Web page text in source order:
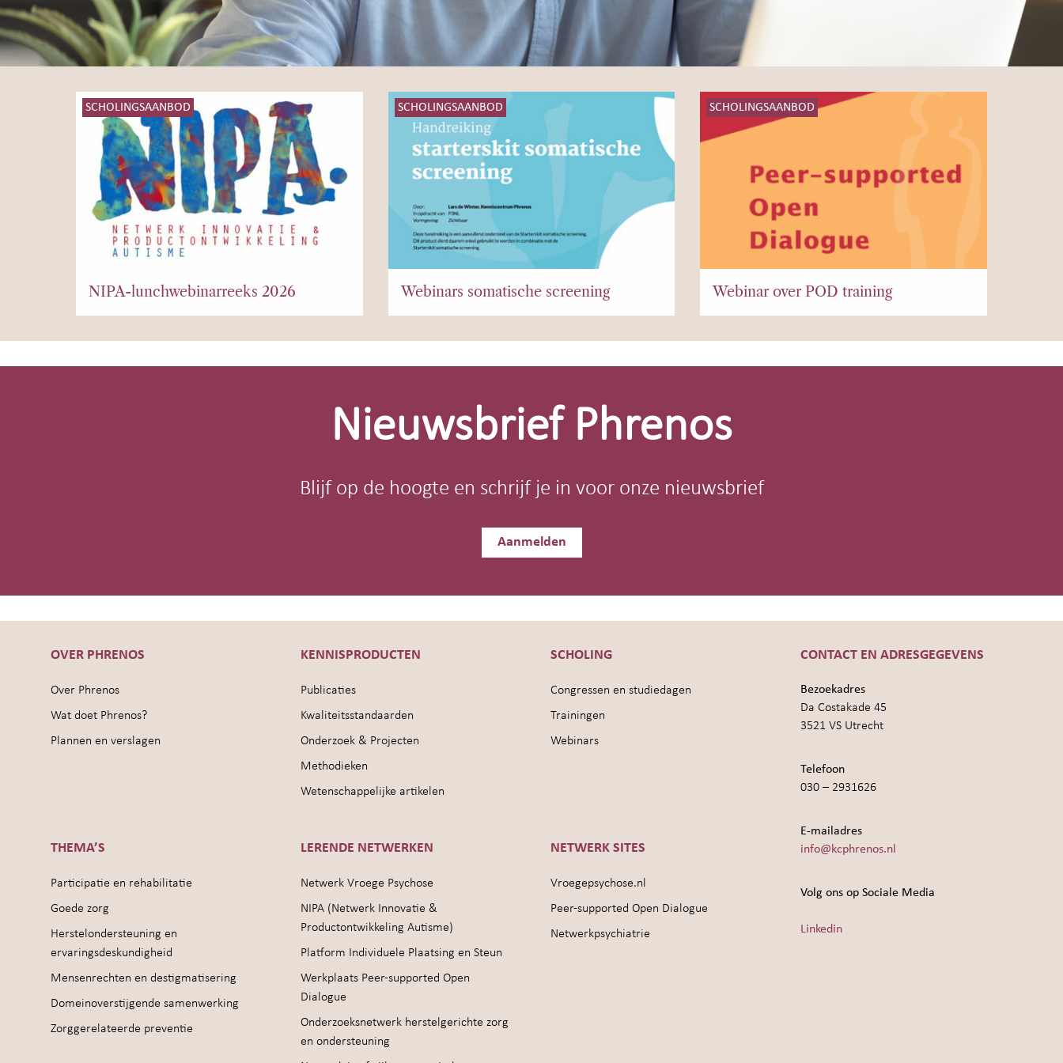
SCHOLINGSAANBOD
NIPA-lunchwebinarreeks 2026
SCHOLINGSAANBOD
Webinars somatische screening
SCHOLINGSAANBOD
Webinar over POD training
footer
Nieuwsbrief Phrenos
Blijf op de hoogte en schrijf je in voor onze nieuwsbrief
Aanmelden
OVER PHRENOS
Over Phrenos
Wat doet Phrenos?
Plannen en verslagen
KENNISPRODUCTEN
Publicaties
Kwaliteitsstandaarden
Onderzoek & Projecten
Methodieken
Wetenschappelijke artikelen
SCHOLING
Congressen en studiedagen
Trainingen
Webinars
THEMA’S
Participatie en rehabilitatie
Goede zorg
Herstelondersteuning en
ervaringsdeskundigheid
Mensenrechten en destigmatisering
Domeinoverstijgende samenwerking
Zorggerelateerde preventie
LERENDE NETWERKEN
Netwerk Vroege Psychose
NIPA (Netwerk Innovatie &
Productontwikkeling Autisme)
Platform Individuele Plaatsing en Steun
Werkplaats Peer-supported Open
Dialogue
Onderzoeksnetwerk herstelgerichte zorg
en ondersteuning
NETWERK SITES
Vroegepsychose.nl
Peer-supported Open Dialogue
Netwerkpsychiatrie
CONTACT EN ADRESGEGEVENS
Bezoekadres
Da Costakade 45
3521 VS Utrecht
Telefoon
030 – 2931626
E-mailadres
info@kcphrenos.nl
Volg ons op Sociale Media
Linkedin